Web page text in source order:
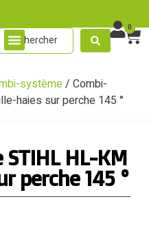
0
système/ Combi-
haies sur perche 145 °
HL-KM
perche 145 °